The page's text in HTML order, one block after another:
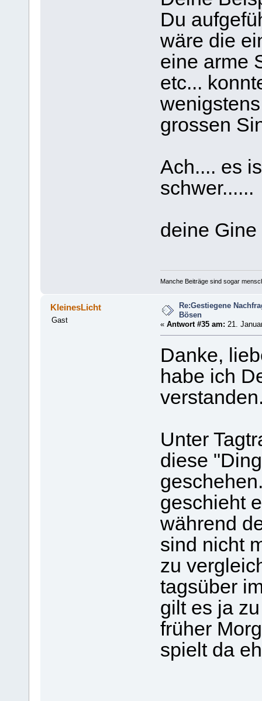
Du
wäre die
eine arme
etc...
grossen
Ach.... es
schwer......
deine Gine
Manche Beiträge sind sogar
KleinesLicht
Gast
Re:Gestiegene
Bösen
« Antwort #35 am: 21.
Danke,
habe ich
Unter
diese
geschieht
während
sind nicht
zu
tagsüber
gilt es ja
früher
spielt da